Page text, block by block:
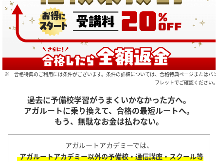
※ 合格特典のご利用には条件がございます。条件の詳細については、合格特典ページまたはパン
フレットでご確認ください。
過去に予備校学習がうまくいかなかった方へ。
アガルートに乗り換えて、合格の最短ルートへ。
もう、無駄なお金は払わない。
アガルートアカデミーでは、
アガルートアカデミー以外の予備校・通信講座・スクール等